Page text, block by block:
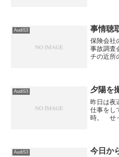
回って終
AudiS3 事情聴
保険会社
事故調査
チの近所
生前の状
AudiS3 夕陽を
昨日は夜
仕事をし
時。 せ
に行きた
AudiS3 今日か